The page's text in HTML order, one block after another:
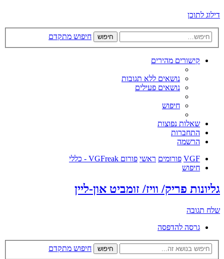
דילוג לתוכן
חיפוש חיפוש מתקדם
קישורים מהירים
נושאים ללא תגובות
נושאים פעילים
חיפוש
שאלות נפוצות
התחברות
הרשמה
VGF פורומים ראשי פורום VGFreak - כללי
חיפוש
גליונות פריק/ וויז/ זומביט און-ליין
שלח תגובה
גרסה להדפסה
חיפוש
חיפוש מתקדם